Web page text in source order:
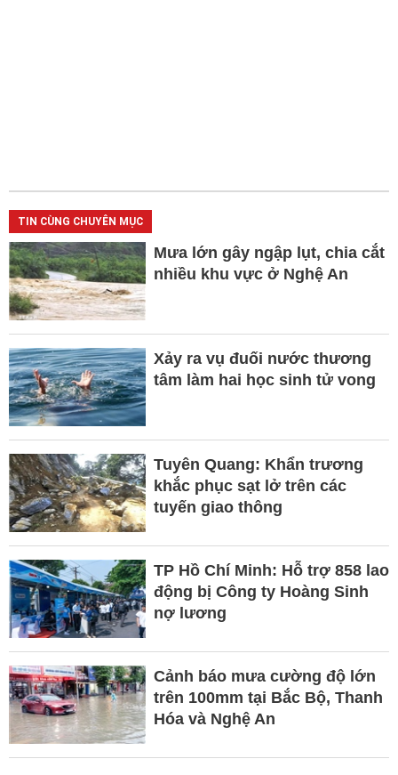
TIN CÙNG CHUYÊN MỤC
Mưa lớn gây ngập lụt, chia cắt
nhiều khu vực ở Nghệ An
Xảy ra vụ đuối nước thương
tâm làm hai học sinh tử vong
Tuyên Quang: Khẩn trương
khắc phục sạt lở trên các
tuyến giao thông
TP Hồ Chí Minh: Hỗ trợ 858 lao
động bị Công ty Hoàng Sinh
nợ lương
Cảnh báo mưa cường độ lớn
trên 100mm tại Bắc Bộ, Thanh
Hóa và Nghệ An